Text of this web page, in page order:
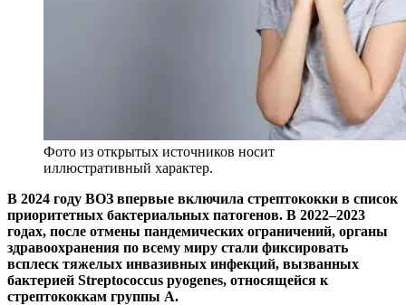
Фото из открытых источников носит
иллюстративный характер.
В 2024 году ВОЗ впервые включила стрептококки в список
приоритетных бактериальных патогенов. В 2022–2023
годах, после отмены пандемических ограничений, органы
здравоохранения по всему миру стали фиксировать
всплеск тяжелых инвазивных инфекций, вызванных
бактерией Streptococcus pyogenes, относящейся к
стрептококкам группы А.